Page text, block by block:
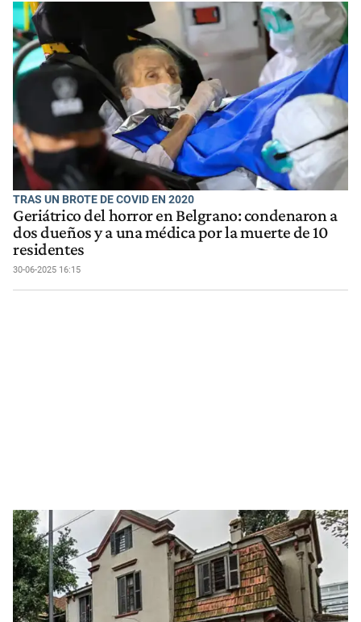
TRAS UN BROTE DE COVID EN 2020
Geriátrico del horror en Belgrano: condenaron a
dos dueños y a una médica por la muerte de 10
residentes
30-06-2025 16:15